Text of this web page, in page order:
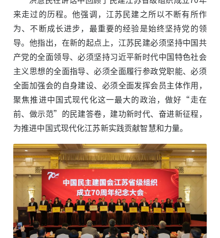
来走过的历程。他强调，江苏民建之所以不断有所作
为、不断成长进步，最重要的经验是始终坚持党的领
导。他指出，在新的起点上，江苏民建必须坚持中国共
产党的全面领导、必须坚持习近平新时代中国特色社会
主义思想的全面指导、必须全面履行参政党职能、必须
全面加强会的自身建设、必须全面发挥会员主体作用，
聚焦推进中国式现代化这一最大的政治，做好“走在
前、做示范”的民建答卷，建功新时代、奋进新征程，
为推进中国式现代化江苏新实践贡献智慧和力量。